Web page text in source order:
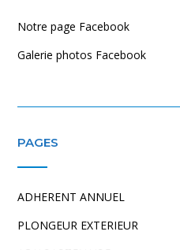
Notre page Facebook
Galerie photos Facebook
PAGES
ADHERENT ANNUEL
PLONGEUR EXTERIEUR